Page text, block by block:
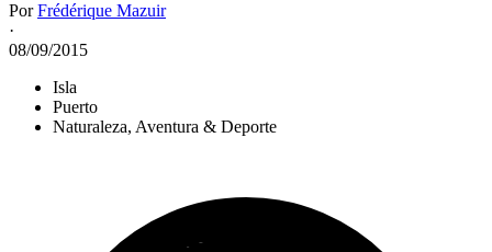
PorFrédérique Mazuir
·
08/09/2015
Isla
Puerto
Naturaleza, Aventura & Deporte